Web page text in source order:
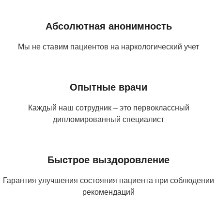
Абсолютная анонимность
Мы не ставим пациентов на наркологический учет
Опытные врачи
Каждый наш сотрудник – это первоклассный
дипломированный специалист
Быстрое выздоровление
Гарантия улучшения состояния пациента при соблюдении
рекомендаций